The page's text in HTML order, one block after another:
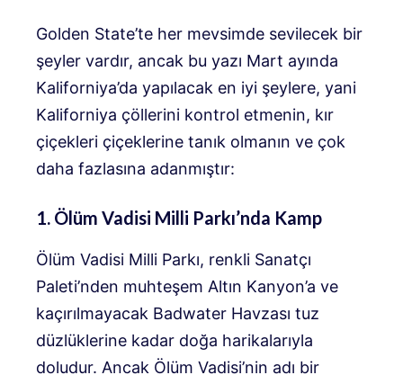
Golden State’te her mevsimde sevilecek bir
şeyler vardır, ancak bu yazı Mart ayında
Kaliforniya’da yapılacak en iyi şeylere, yani
Kaliforniya çöllerini kontrol etmenin, kır
çiçekleri çiçeklerine tanık olmanın ve çok
daha fazlasına adanmıştır:
1. Ölüm Vadisi Milli Parkı’nda Kamp
Ölüm Vadisi Milli Parkı, renkli Sanatçı
Paleti’nden muhteşem Altın Kanyon’a ve
kaçırılmayacak Badwater Havzası tuz
düzlüklerine kadar doğa harikalarıyla
doludur. Ancak Ölüm Vadisi’nin adı bir